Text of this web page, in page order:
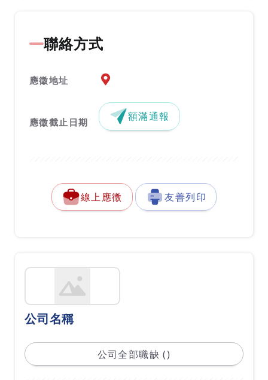
聯絡方式
應徵地址 應徵地址地圖『另開新視窗』
應徵截止日期 額滿通報
線上應徵 友善列印
公司名稱
公司全部職缺 ()